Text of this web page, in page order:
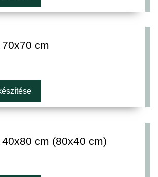
cm
cm (80x40 cm)